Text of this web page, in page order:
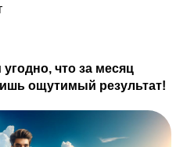
что за месяц
ощутимый результат!